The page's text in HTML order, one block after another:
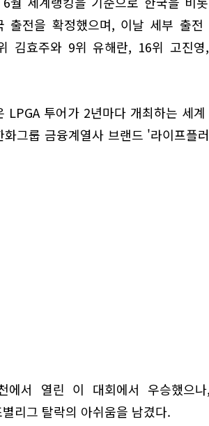
출전을 확정했으며, 이날 세부 출
김효주와 9위 유해란, 16위 고진
LPGA 투어가 2년마다 개최하는 세
그룹 금융계열사 브랜드 '라이프플
에서 열린 이 대회에서 우승했으
리그 탈락의 아쉬움을 남겼다.